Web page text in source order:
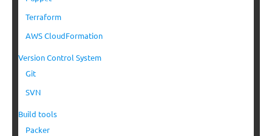
Terraform
AWS CloudFormation
Version Control System
Git
SVN
Build tools
Packer